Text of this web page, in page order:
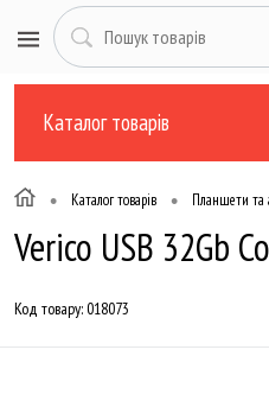
Каталог товарів
• Каталог товарів • Планшети та
Verico USB 32Gb
Код товару:018073